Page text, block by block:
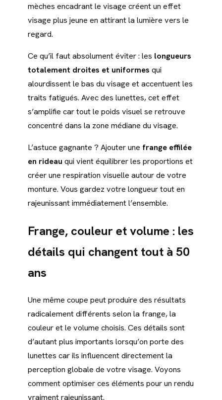
mèches encadrant le visage créent un effet
visage plus jeune en attirant la lumière vers le
regard.
Ce qu’il faut absolument éviter : les longueurs
totalement droites et uniformes qui
alourdissent le bas du visage et accentuent les
traits fatigués. Avec des lunettes, cet effet
s’amplifie car tout le poids visuel se retrouve
concentré dans la zone médiane du visage.
L’astuce gagnante ? Ajouter une frange effilée
en rideau qui vient équilibrer les proportions et
créer une respiration visuelle autour de votre
monture. Vous gardez votre longueur tout en
rajeunissant immédiatement l’ensemble.
Frange, couleur et volume : les
détails qui changent tout à 50
ans
Une même coupe peut produire des résultats
radicalement différents selon la frange, la
couleur et le volume choisis. Ces détails sont
d’autant plus importants lorsqu’on porte des
lunettes car ils influencent directement la
perception globale de votre visage. Voyons
comment optimiser ces éléments pour un rendu
vraiment rajeunissant.